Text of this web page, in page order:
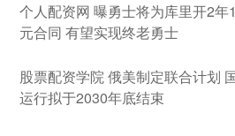
个人配资网 曝勇士将为库里开2年
元合同 有望实现终老勇士
股票配资学院 俄美制定联合计划
运行拟于2030年底结束